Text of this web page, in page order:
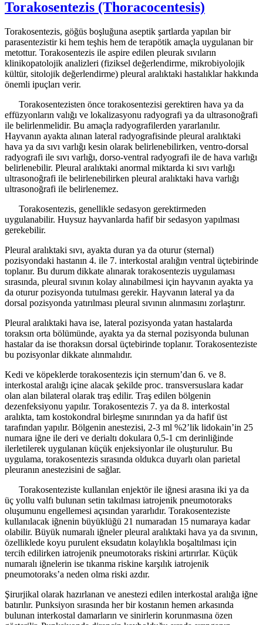
Torakosentezis (Thoracocentesis)
Torakosentezis, göğüs boşluğuna aseptik şartlarda yapılan bir
parasentezistir ki hem teşhis hem de terapötik amaçla uygulanan bir
metottur. Torakosentezis ile aspire edilen pleurak sıvıların
klinikopatolojik analizleri (fiziksel değerlendirme, mikrobiyolojik
kültür, sitolojik değerlendirme) pleural aralıktaki hastalıklar hakkında
önemli ipuçları verir.
Torakosentezisten önce torakosentezisi gerektiren hava ya da
effüzyonların valığı ve lokalizasyonu radyografi ya da ultrasonoğrafi
ile belirlenmelidir. Bu amaçla radyografilerden yararlanılır.
Hayvanın ayakta alınan lateral radyografisinde pleural aralıktaki
hava ya da sıvı varlığı kesin olarak belirlenebilirken, ventro-dorsal
radyografi ile sıvı varlığı, dorso-ventral radyografi ile de hava varlığı
belirlenebilir. Pleural aralıktaki anormal miktarda ki sıvı varlığı
ultrasonoğrafi ile belirlenebilirken pleural aralıktaki hava varlığı
ultrasonoğrafi ile belirlenemez.
Torakosentezis, genellikle sedasyon gerektirmeden
uygulanabilir. Huysuz hayvanlarda hafif bir sedasyon yapılması
gerekebilir.
Pleural aralıktaki sıvı, ayakta duran ya da oturur (sternal)
pozisyondaki hastanın 4. ile 7. interkostal aralığın ventral üçtebirinde
toplanır. Bu durum dikkate alınarak torakosentezis uygulaması
sırasında, pleural sıvının kolay alınabilmesi için hayvanın ayakta ya
da oturur pozisyonda tutulması gerekir. Hayvanın lateral ya da
dorsal pozisyonda yatırılması pleural sıvının alınmasını zorlaştırır.
Pleural aralıktaki hava ise, lateral pozisyonda yatan hastalarda
toraksın orta bölümünde, ayakta ya da sternal pozisyonda bulunan
hastalar da ise thoraksın dorsal üçtebirinde toplanır. Torakosenteziste
bu pozisyonlar dikkate alınmalıdır.
Kedi ve köpeklerde torakosentezis için sternum’dan 6. ve 8.
interkostal aralığı içine alacak şekilde proc. transversuslara kadar
olan alan bilateral olarak traş edilir. Traş edilen bölgenin
dezenfeksiyonu yapılır. Torakosentezis 7. ya da 8. interkostal
aralıkta, tam kostokondral birleşme sınırından ya da hafif üst
tarafından yapılır. Bölgenin anestezisi, 2-3 ml %2’lik lidokain’in 25
numara iğne ile deri ve derialtı dokulara 0,5-1 cm derinliğinde
ilerletilerek uygulanan küçük enjeksiyonlar ile oluşturulur. Bu
uygulama, torakosentezis sırasında oldukca duyarlı olan parietal
pleuranın anestezisini de sağlar.
Torakosenteziste kullanılan enjektör ile iğnesi arasına iki ya da
üç yollu valfı bulunan setin takılması iatrojenik pneumotoraks
oluşumunu engellemesi açısından yararlıdır. Torakosenteziste
kullanılacak iğnenin büyüklüğü 21 numaradan 15 numaraya kadar
olabilir. Büyük numaralı iğneler pleural aralıktaki hava ya da sıvının,
özelliklede koyu purulent eksudatın kolaylıkla boşaltılması için
tercih edilirken iatrojenik pneumotoraks riskini artırırlar. Küçük
numaralı iğnelerin ise tıkanma riskine karşılık iatrojenik
pneumotoraks’a neden olma riski azdır.
Şirurjikal olarak hazırlanan ve anestezi edilen interkostal aralığa iğne
batırılır. Punksiyon sırasında her bir kostanın hemen arkasında
bulunan interkostal damarların ve sinirlerin korunmasına özen